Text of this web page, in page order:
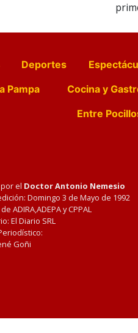
Deportes
Pampa Cocina y
Entre
el Doctor Antonio Nemesio
Domingo 3 de Mayo de 1992
ADIRA,ADEPA y CPPAL
El Diario SRL
Goñi